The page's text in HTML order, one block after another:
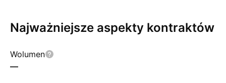
Najważniejsze aspekty kontraktów
Wolumen
—